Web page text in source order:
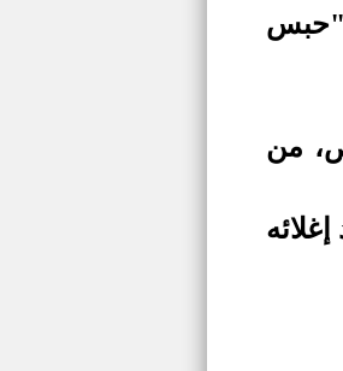
"حبس
من